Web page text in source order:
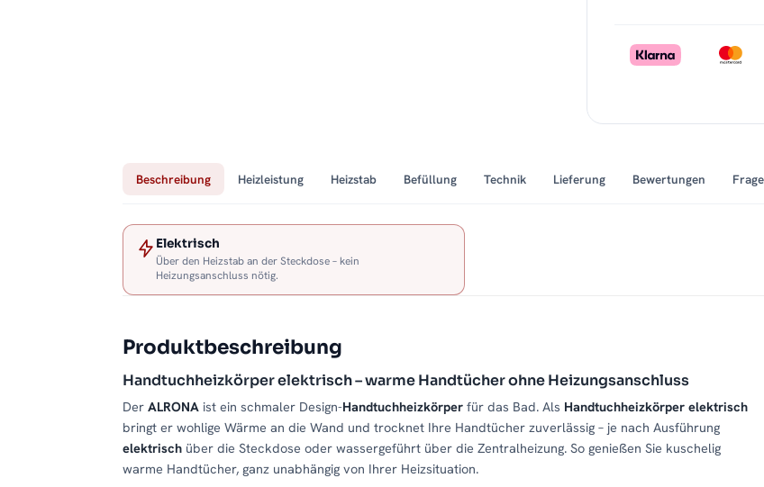
Beschreibung Heizleistung Heizstab Befüllung Technik Lieferung Bewertungen
Elektrisch
Über den Heizstab an der Steckdose – kein
Heizungsanschluss nötig.
Produktbeschreibung
Handtuchheizkörper elektrisch – warme Handtücher ohne Heizungsanschluss
Der ALRONA ist ein schmaler Design-Handtuchheizkörper für das Bad. Als Handtuchheizkörper elektrisch
bringt er wohlige Wärme an die Wand und trocknet Ihre Handtücher zuverlässig – je nach Ausführung
elektrisch über die Steckdose oder wassergeführt über die Zentralheizung. So genießen Sie kuschelig
warme Handtücher, ganz unabhängig von Ihrer Heizsituation.